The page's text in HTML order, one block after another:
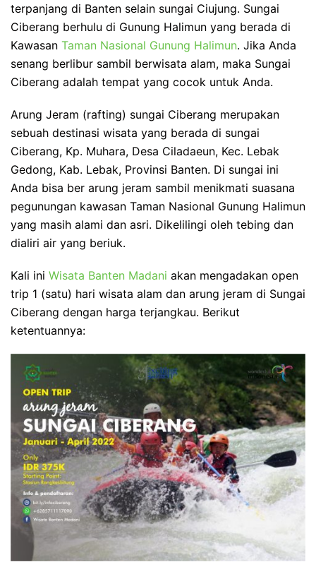
terpanjang di Banten selain sungai Ciujung. Sungai
Ciberang berhulu di Gunung Halimun yang berada di
Kawasan Taman Nasional Gunung Halimun. Jika Anda
senang berlibur sambil berwisata alam, maka Sungai
Ciberang adalah tempat yang cocok untuk Anda.
Arung Jeram (rafting) sungai Ciberang merupakan
sebuah destinasi wisata yang berada di sungai
Ciberang, Kp. Muhara, Desa Ciladaeun, Kec. Lebak
Gedong, Kab. Lebak, Provinsi Banten. Di sungai ini
Anda bisa ber arung jeram sambil menikmati suasana
pegunungan kawasan Taman Nasional Gunung Halimun
yang masih alami dan asri. Dikelilingi oleh tebing dan
dialiri air yang beriuk.
Kali ini Wisata Banten Madani akan mengadakan open
trip 1 (satu) hari wisata alam dan arung jeram di Sungai
Ciberang dengan harga terjangkau. Berikut
ketentuannya: